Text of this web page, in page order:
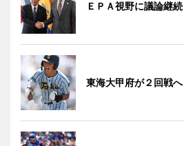
ＥＰＡ視野に議論継続
東海大甲府が２回戦